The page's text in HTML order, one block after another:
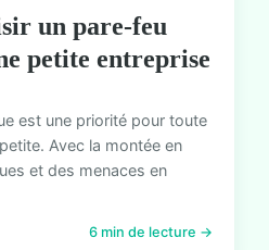
un pare-feu
petite entreprise
est une priorité pour toute
Avec la montée en
et des menaces en
6 min de lecture →